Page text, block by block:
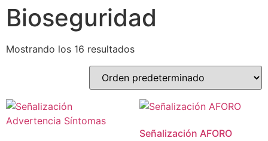
Bioseguridad
Mostrando los 16 resultados
Señalización AFORO